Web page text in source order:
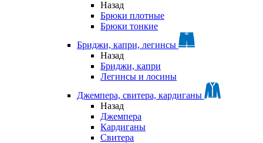
Назад
Брюки плотные
Брюки тонкие
Бриджи, капри, легинсы
Назад
Бриджи, капри
Легинсы и лосины
Джемпера, свитера, кардиганы
Назад
Джемпера
Кардиганы
Свитера